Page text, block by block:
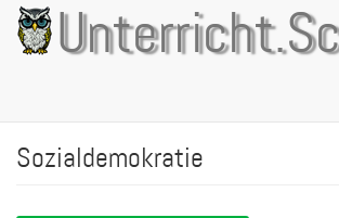
Direkt
zum
Inhalt
Sozialdemokratie